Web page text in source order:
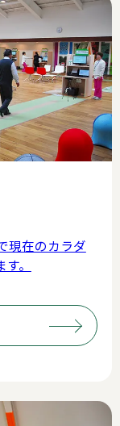
現在のカラダ
。